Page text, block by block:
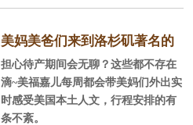
靠广大的圣塔安娜山脉，这里阳光充
沛，气候温和，风景秀丽，环境优
美，平均每年286天的晴天，平均每年
降雨量300mm，年平均气温为17.
2℃，很适合孕产妈妈休养生息。
美妈美爸们来到洛杉矶著名的
staples球场感受NBA球赛
担心待产期间会无聊？这些都不存在
滴~美福嘉儿每周都会带美妈们外出实
时感受美国本土人文，行程安排的有
条不紊。